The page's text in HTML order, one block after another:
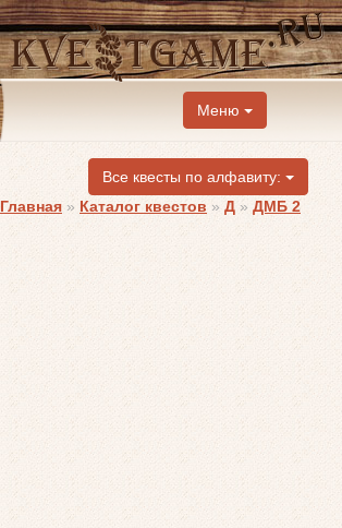
Меню
Все квесты по алфавиту:
Главная » Каталог квестов » Д » ДМБ 2